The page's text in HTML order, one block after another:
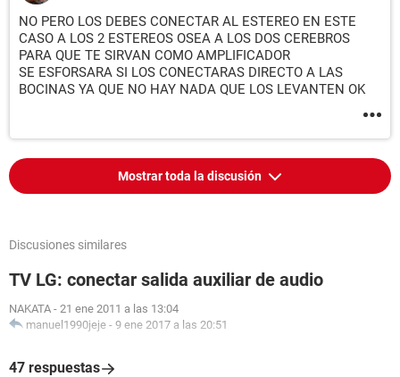
NO PERO LOS DEBES CONECTAR AL ESTEREO EN ESTE
CASO A LOS 2 ESTEREOS OSEA A LOS DOS CEREBROS
PARA QUE TE SIRVAN COMO AMPLIFICADOR
SE ESFORSARA SI LOS CONECTARAS DIRECTO A LAS
BOCINAS YA QUE NO HAY NADA QUE LOS LEVANTEN OK
Mostrar toda la discusión
Discusiones similares
TV LG: conectar salida auxiliar de audio
NAKATA - 21 ene 2011 a las 13:04
manuel1990jeje - 9 ene 2017 a las 20:51
47 respuestas